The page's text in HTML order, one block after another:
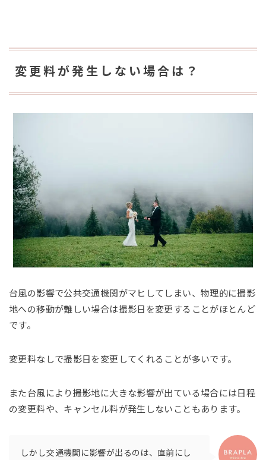
変更料が発生しない場合は？
台風の影響で公共交通機関がマヒしてしまい、物理的に撮影
地への移動が難しい場合は撮影日を変更することがほとんど
です。
変更料なしで撮影日を変更してくれることが多いです。
また台風により撮影地に大きな影響が出ている場合には日程
の変更料や、キャンセル料が発生しないこともあります。
しかし交通機関に影響が出るのは、直前にし